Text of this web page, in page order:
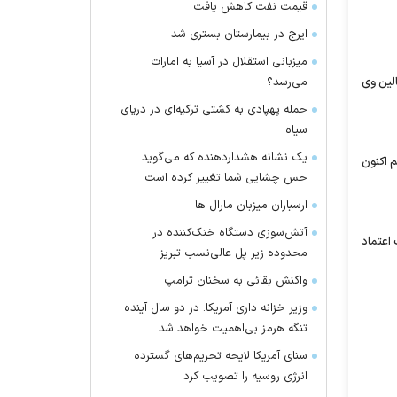
وی
و هم اكنون
قیمت نفت کاهش یافت
ایرج در بیمارستان بستری شد
میزبانی استقلال در آسیا به امارات
می‌رسد؟
حمله پهپادی به کشتی ترکیه‌ای در دریای
سیاه
یک نشانه هشداردهنده که می‌گوید
حس چشایی شما تغییر کرده است
ارسباران میزبان مارال ها
آتش‌سوزی دستگاه خنک‌کننده در
محدوده زیر پل عالی‌نسب تبریز
واکنش بقائی به سخنان ترامپ
وزیر خزانه داری آمریکا: در دو سال آینده
تنگه هرمز بی‌اهمیت خواهد شد
سنای آمریکا لایحه تحریم‌های گسترده
انرژی روسیه را تصویب کرد